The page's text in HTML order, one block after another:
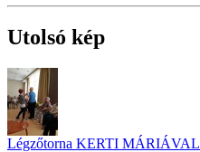
Utolsó kép
Légzőtorna KERTI MÁRIÁVAL